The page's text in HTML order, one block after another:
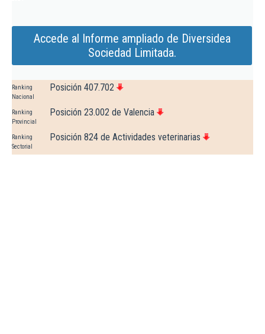
Accede al Informe ampliado de Diversidea
Sociedad Limitada.
Ranking
Nacional
Posición 407.702
Ranking
Provincial
Posición 23.002 de Valencia
Ranking
Sectorial
Posición 824 de Actividades veterinarias